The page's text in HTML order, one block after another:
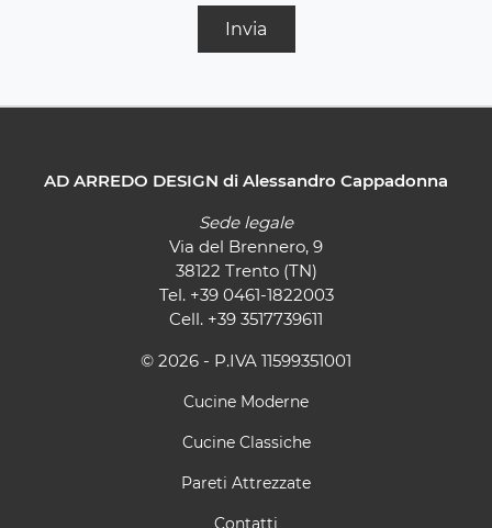
Invia
AD ARREDO DESIGN di Alessandro Cappadonna
Sede legale
Via del Brennero, 9
38122 Trento (TN)
Tel. +39 0461-1822003
Cell. +39 3517739611
© 2026 - P.IVA 11599351001
Cucine Moderne
Cucine Classiche
Pareti Attrezzate
Contatti